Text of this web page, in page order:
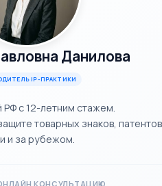
Данилова
IP-ПРАКТИКИ
с 12-летним стажем.
товарных знаков,
и за рубежом.
КОНСУЛЬТАЦИЮ